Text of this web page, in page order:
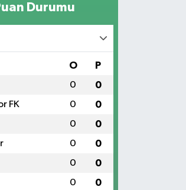
Durumu
O P
0 0
FK 0 0
0 0
0 0
0 0
0 0